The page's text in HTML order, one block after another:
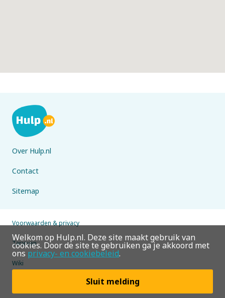
Over Hulp.nl
Contact
Sitemap
Voorwaarden & privacy
Tarieven
Wiki
Welkom op Hulp.nl. Deze site maakt gebruik van
cookies. Door de site te gebruiken ga je akkoord met
ons privacy- en cookiebeleid.
Sluit melding